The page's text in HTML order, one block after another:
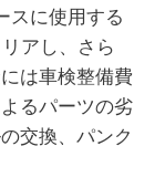
スに使用する
アし、さら
は車検整備費
るパーツの劣
交換、パンク